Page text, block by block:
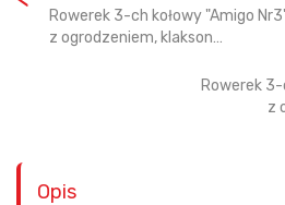
Rowerek 3-ch kołowy "Amigo
z ogrodzeniem, klakson…
Rowerek
z
Opis